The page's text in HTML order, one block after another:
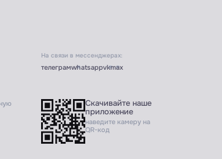
На связи в мессенджерах:
телеграмwhatsappvkmax
Скачивайте наше
приложение
наведите камеру на
QR-код